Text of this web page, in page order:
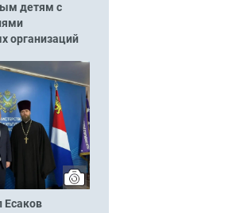
детям с
организаций
Есаков